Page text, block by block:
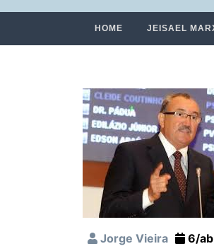
HOME JEISAEL
Jorge Vieira 6/